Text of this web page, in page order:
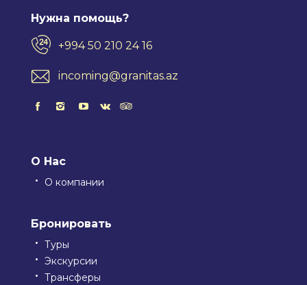
Нужна помощь?
+994 50 210 24 16
incoming@granitas.az
О Нас
О компании
Бронировать
Туры
Экскурсии
Трансферы